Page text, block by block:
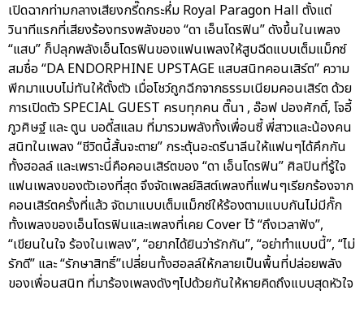
เปิดฉากท่ามกลางเสียงกรี๊ดกระหึ่ม Royal Paragon Hall ตั้งแต่
วินาทีแรกที่เสียงร้องทรงพลังของ “ดา เอ็นโดรฟิน” ดังขึ้นในเพลง
“แสบ” ก็ปลุกพลังเอ็นโดรฟินของแฟนเพลงให้สูบฉีดแบบเต็มแม็กซ์
สมชื่อ “DA ENDORPHINE UPSTAGE แสบสนิทคอนเสิร์ต” ความ
พีกมาแบบไม่ทันให้ตั้งตัว เมื่อโชว์ถูกฉีกจากธรรมเนียมคอนเสิร์ต ด้วย
การเปิดตัว SPECIAL GUEST ครบทุกคน ติ๊นา , อ๊อฟ ปองศักดิ์, โจอี้
ภูวศิษฐ์ และ ตูน บอดี้สแลม ที่มารวมพลังทั้งเพื่อนซี้ พี่สาวและน้องคน
สนิทในเพลง “ชีวิตนี้สั้นจะตาย” กระตุ้นอะดรีนาลีนให้แฟนๆได้คึกกัน
ทั้งฮอลล์ และเพราะนี่คือคอนเสิร์ตของ “ดา เอ็นโดรฟิน” ศิลปินที่รู้ใจ
แฟนเพลงของตัวเองที่สุด จึงจัดเพลย์ลิสต์เพลงที่แฟนๆเรียกร้องจาก
คอนเสิร์ตครั้งที่แล้ว จัดมาแบบเต็มแม็กซ์ให้ร้องตามแบบกันไม่มีกั๊ก
ทั้งเพลงของเอ็นโดรฟินและเพลงที่เคย Cover ไว้ “ถึงเวลาฟัง”,
“เขียนในใจ ร้องในเพลง”, “อยากได้ยินว่ารักกัน”, “อย่าทำแบบนี้”, “ไม่
รักดี” และ “รักษาสิทธิ์”เปลี่ยนทั้งฮอลล์ให้กลายเป็นพื้นที่ปล่อยพลัง
ของเพื่อนสนิท ที่มาร้องเพลงดังๆไปด้วยกันให้หายคิดถึงแบบสุดหัวใจ